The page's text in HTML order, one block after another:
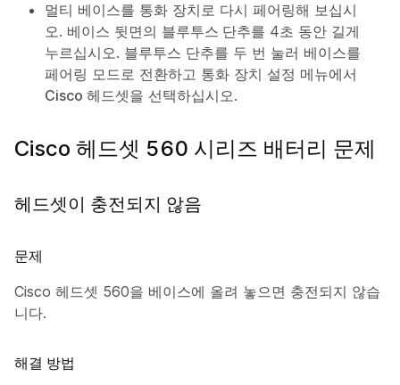
멀티 베이스를 통화 장치로 다시 페어링해 보십시
오. 베이스 뒷면의 블루투스 단추를 4초 동안 길게
누르십시오. 블루투스 단추를 두 번 눌러 베이스를
페어링 모드로 전환하고 통화 장치 설정 메뉴에서
Cisco 헤드셋을 선택하십시오.
Cisco 헤드셋 560 시리즈 배터리 문제
헤드셋이 충전되지 않음
문제
Cisco 헤드셋 560을 베이스에 올려 놓으면 충전되지 않습
니다.
해결 방법